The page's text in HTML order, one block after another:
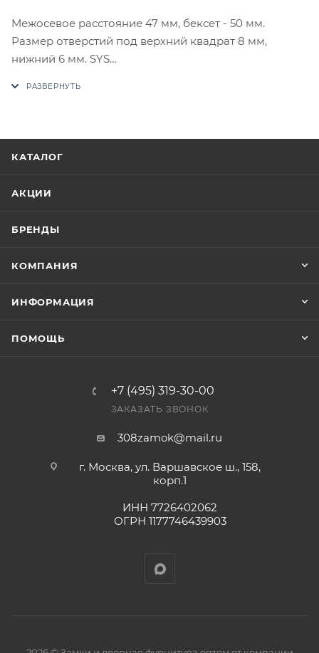
Межосевое расстояние 47 мм, бексет - 50 мм.
Размер отверстий под верхний квадрат 8 мм,
нижний 6 мм. SYS
приходит письмо только для подтверждения, что
счете после проверки товара на наличие на складе.
оплата выставленного счета.
КАТАЛОГ
АКЦИИ
БРЕНДЫ
КОМПАНИЯ
ИНФОРМАЦИЯ
ПОМОЩЬ
+7 (495) 319-30-00
ЗАКАЗАТЬ ЗВОНОК
308zamok@mail.ru
г. Москва, ул. Варшавское ш., 158,
корп.1
ИНН 7726402062
ОГРН 1177746439903